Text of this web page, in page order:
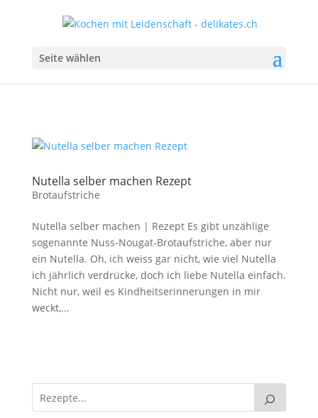
Seite wählen
Nutella selber machen Rezept
Brotaufstriche
Nutella selber machen | Rezept Es gibt unzählige
sogenannte Nuss-Nougat-Brotaufstriche, aber nur
ein Nutella. Oh, ich weiss gar nicht, wie viel Nutella
ich jährlich verdrücke, doch ich liebe Nutella einfach.
Nicht nur, weil es Kindheitserinnerungen in mir
weckt,...